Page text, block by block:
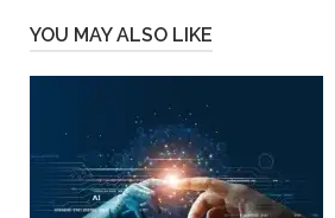
YOU MAY ALSO LIKE